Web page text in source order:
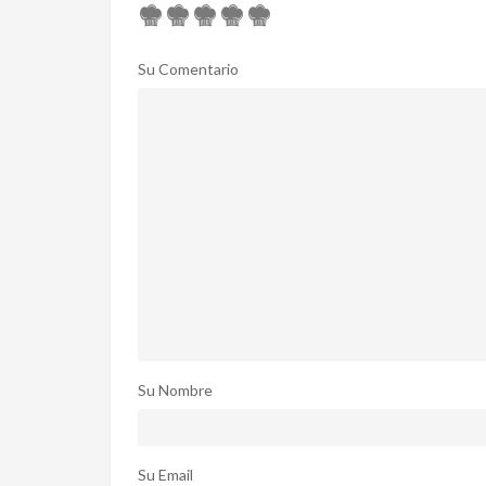
Su Comentario
Su Nombre
Su Email